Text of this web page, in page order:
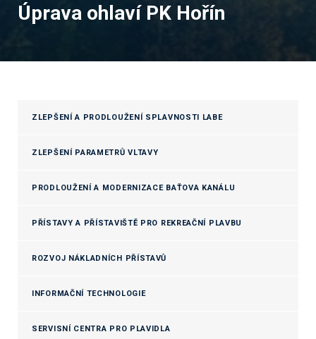
Úprava ohlaví PK Hořín
ZLEPŠENÍ A PRODLOUŽENÍ SPLAVNOSTI LABE
ZLEPŠENÍ PARAMETRŮ VLTAVY
PRODLOUŽENÍ A MODERNIZACE BAŤOVA KANÁLU
PŘÍSTAVY A PŘÍSTAVIŠTĚ PRO REKREAČNÍ PLAVBU
ROZVOJ NÁKLADNÍCH PŘÍSTAVŮ
INFORMAČNÍ TECHNOLOGIE
SERVISNÍ CENTRA PRO PLAVIDLA